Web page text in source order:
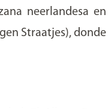
neerlandesa en
Straatjes), donde